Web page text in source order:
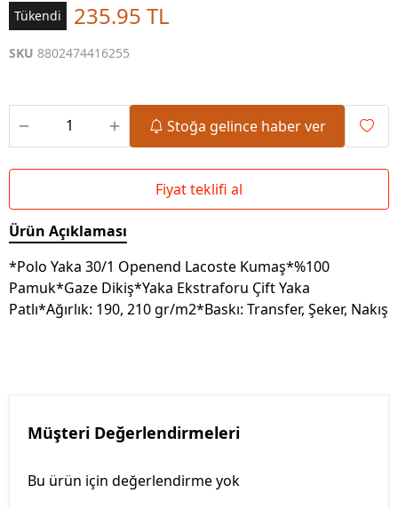
Tükendi 235.95 TL
SKU 8802474416255
Stoğa gelince haber ver
Fiyat teklifi al
Ürün Açıklaması
*Polo Yaka 30/1 Openend Lacoste Kumaş*%100
Pamuk*Gaze Dikiş*Yaka Ekstraforu Çift Yaka
Patlı*Ağırlık: 190, 210 gr/m2*Baskı: Transfer, Şeker, Nakış
Müşteri Değerlendirmeleri
Bu ürün için değerlendirme yok